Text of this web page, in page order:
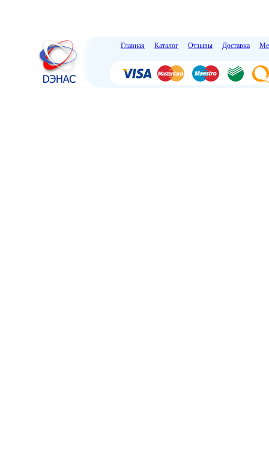
Главная Каталог Отзывы Доставка